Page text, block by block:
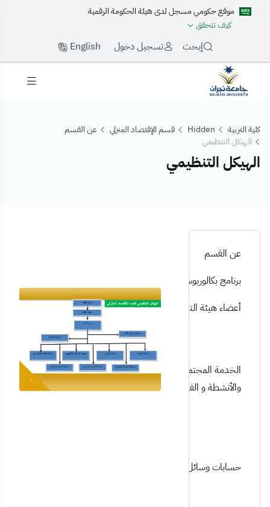
موقع حكومي مسجل لدى هيئة الحكومة الرقمية
كيف تتحقق
إبحث تسجيل دخول English
كلية التربية Hidden قسم الإقتصاد المنزلي
عن القسم
الهيكل التنظيمي
الهيكل التنظيمي
الهيكل التنظيمي
عن القسم
برنامج بكالوريوس الاقتصاد المنزلي
أعضاء هيئة التدريس
الخدمة المجتمعية والإحصاءات
والأنشطة و الفعاليات
حسابات وسائل التواصل المتوفرة